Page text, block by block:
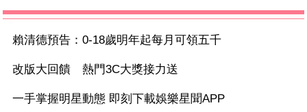
賴清德預告：0-18歲明年起每月可領五千
改版大回饋 熱門3C大獎接力送
一手掌握明星動態 即刻下載娛樂星聞APP